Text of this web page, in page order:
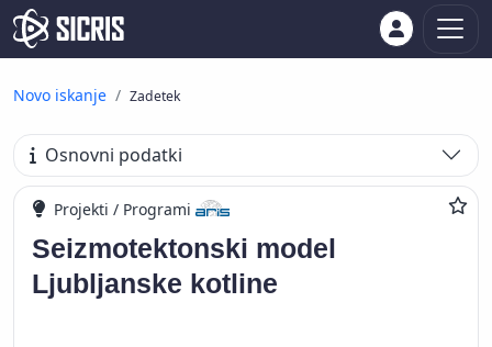
Novo iskanje Zadetek
Osnovni podatki
Projekti / Programi
Seizmotektonski model
Ljubljanske kotline